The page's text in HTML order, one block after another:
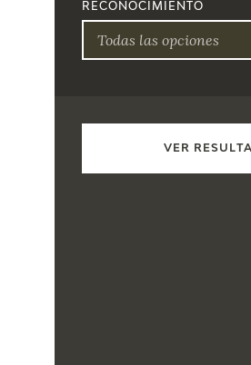
RECONOCIMIENTO
Todas las opciones